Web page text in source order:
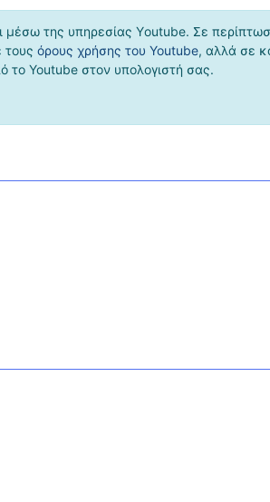
μέσω της υπηρεσίας Υoutube. Σε
τους όρους χρήσης του Youtube, αλλά σε
Youtube στον υπολογιστή σας.